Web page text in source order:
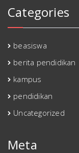
Categories
beasiswa
berita pendidikan
kampus
pendidikan
Uncategorized
Meta